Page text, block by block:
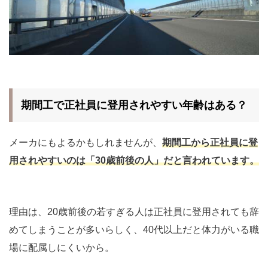
期間工で正社員に登用されやすい年齢はある？
メーカにもよるかもしれませんが、 期間工から正社員に登
用されやすいのは「30歳前後の人」だと言われています。
理由は、20歳前後の若すぎる人は正社員に登用されても辞
めてしまうことが多いらしく、40代以上だと体力がいる職
場に配属しにくいから。